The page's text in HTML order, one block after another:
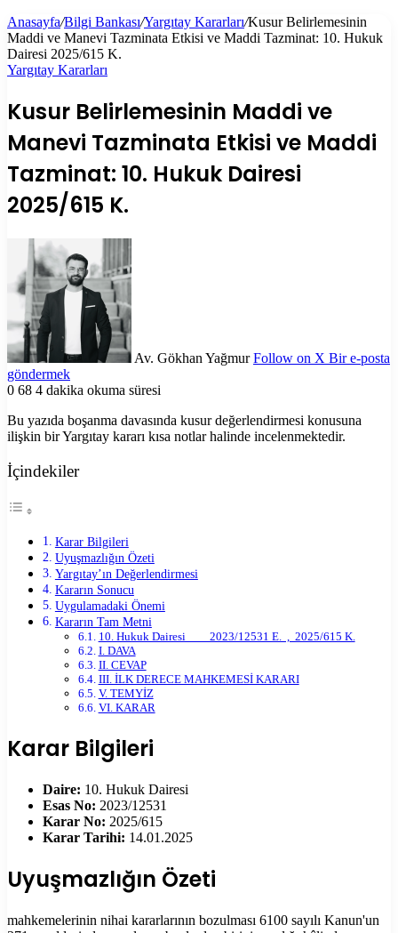
Anasayfa/Bilgi Bankası/Yargıtay Kararları/Kusur Belirlemesinin
Maddi ve Manevi Tazminata Etkisi ve Maddi Tazminat: 10. Hukuk
Dairesi 2025/615 K.
Yargıtay Kararları
Kusur Belirlemesinin Maddi ve
Manevi Tazminata Etkisi ve Maddi
Tazminat: 10. Hukuk Dairesi
2025/615 K.
Av. Gökhan Yağmur Follow on X Bir e-posta
göndermek
0 68 4 dakika okuma süresi
Bu yazıda boşanma davasında kusur değerlendirmesi konusuna
ilişkin bir Yargıtay kararı kısa notlar halinde incelenmektedir.
İçindekiler
Karar Bilgileri
Uyuşmazlığın Özeti
Yargıtay’ın Değerlendirmesi
Kararın Sonucu
Uygulamadaki Önemi
Kararın Tam Metni
10. Hukuk Dairesi 2023/12531 E. , 2025/615 K.
I. DAVA
II. CEVAP
III. İLK DERECE MAHKEMESİ KARARI
V. TEMYİZ
VI. KARAR
Karar Bilgileri
Daire: 10. Hukuk Dairesi
Esas No: 2023/12531
Karar No: 2025/615
Karar Tarihi: 14.01.2025
Uyuşmazlığın Özeti
mahkemelerinin nihai kararlarının bozulması 6100 sayılı Kanun'un